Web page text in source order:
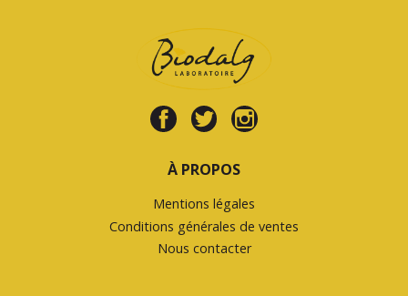
À PROPOS
Mentions légales
Conditions générales de ventes
Nous contacter